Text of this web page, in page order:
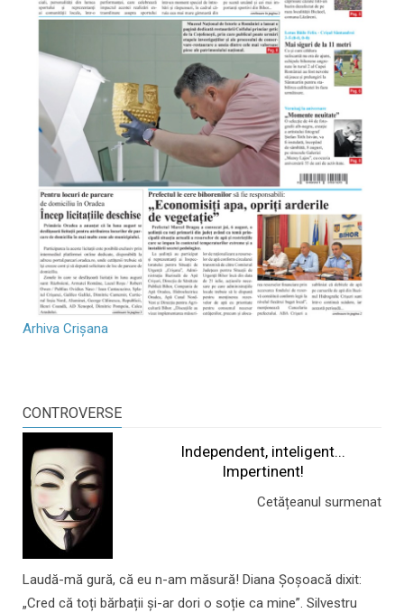
Arhiva Crișana
CONTROVERSE
Independent, inteligent...
Impertinent!
Cetățeanul surmenat
Laudă-mă gură, că eu n-am măsură! Diana Șoșoacă dixit:
„Cred că toți bărbații și-ar dori o soție ca mine”. Silvestru